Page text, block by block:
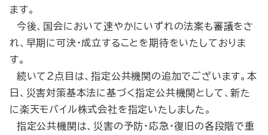
ます。
今後、国会において速やかにいずれの法案も審議をさ
れ、早期に可決・成立することを期待をいたしておりま
す。
続いて２点目は、指定公共機関の追加でございます。本
日、災害対策基本法に基づく指定公共機関として、新た
に楽天モバイル株式会社を指定いたしました。
指定公共機関は、災害の予防・応急・復旧の各段階で重